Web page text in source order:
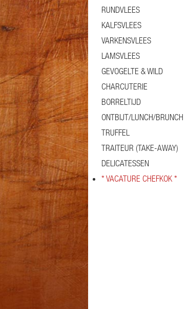
RUNDVLEES
KALFSVLEES
VARKENSVLEES
LAMSVLEES
GEVOGELTE & WILD
CHARCUTERIE
BORRELTIJD
ONTBIJT/LUNCH/BRUNCH
TRUFFEL
TRAITEUR (TAKE-AWAY)
DELICATESSEN
* VACATURE CHEFKOK *